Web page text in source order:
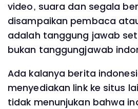
video, suara dan segala
disampaikan pembaca
adalah tanggung jawab
bukan tanggungjawab
Ada kalanya berita
menyediakan link ke situs
tidak menunjukan bahwa